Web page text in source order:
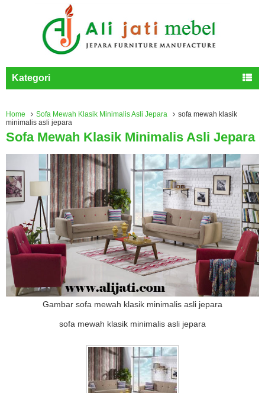
Kategori
Home Sofa Mewah Klasik Minimalis Asli Jepara
sofa mewah klasik
minimalis asli jepara
Sofa Mewah Klasik Minimalis Asli Jepara
Gambar sofa mewah klasik minimalis asli jepara
sofa mewah klasik minimalis asli jepara